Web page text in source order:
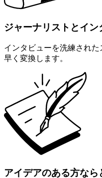
ジャーナリストとイン
インタビューを洗練され
早く変換します。
アイデアのある方なら